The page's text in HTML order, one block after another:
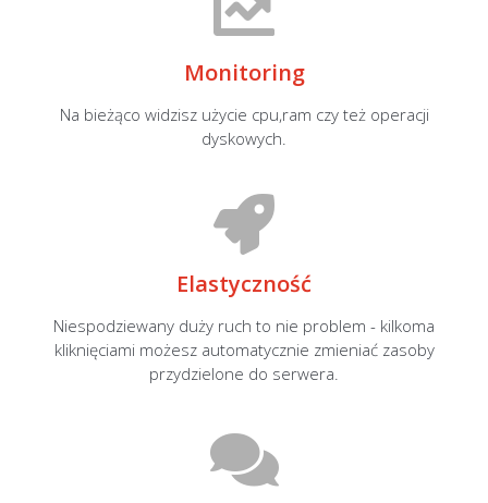
Monitoring
Na bieżąco widzisz użycie cpu,ram czy też operacji
dyskowych.
Elastyczność
Niespodziewany duży ruch to nie problem - kilkoma
kliknięciami możesz automatycznie zmieniać zasoby
przydzielone do serwera.